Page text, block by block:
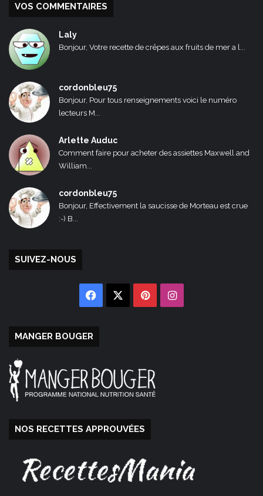
VOS COMMENTAIRES
Laly
Bonjour, Votre recette de crêpes aux fruits de mer a l...
cordonbleu75
Bonjour, Pour tous renseignements voici le numéro
lecteurs M...
Arlette Auduc
Comment faire pour acheter des assiettes Maxwell and
William...
cordonbleu75
Bonjour, Effectivement la saucisse de Morteau est crue
:-) B...
SUIVEZ-NOUS
Facebook PinterestInstagram
MANGER BOUGER
NOS RECETTES APPROUVÉES